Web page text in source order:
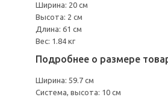
Ширина: 20 см
Высота: 2 см
Длина: 61 см
Вес: 1.84 кг
Подробнее о размере
Ширина: 59.7 см
Система, высота: 10 см